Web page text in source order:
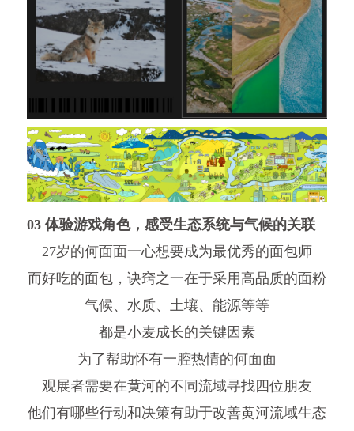
03 体验游戏角色，感受生态系统与气候的关联
27岁的何面面一心想要成为最优秀的面包师
而好吃的面包，诀窍之一在于采用高品质的面粉
气候、水质、土壤、能源等等
都是小麦成长的关键因素
为了帮助怀有一腔热情的何面面
观展者需要在黄河的不同流域寻找四位朋友
他们有哪些行动和决策有助于改善黄河流域生态